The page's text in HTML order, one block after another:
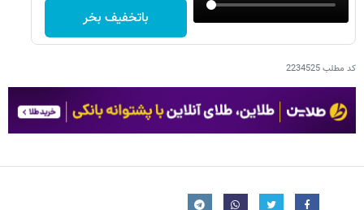
باتخفیف بخر
کد مطلب2234525